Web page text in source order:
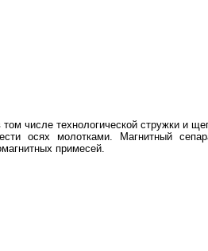
числе технологической стружки и
осях молотками. Магнитный
примесей.